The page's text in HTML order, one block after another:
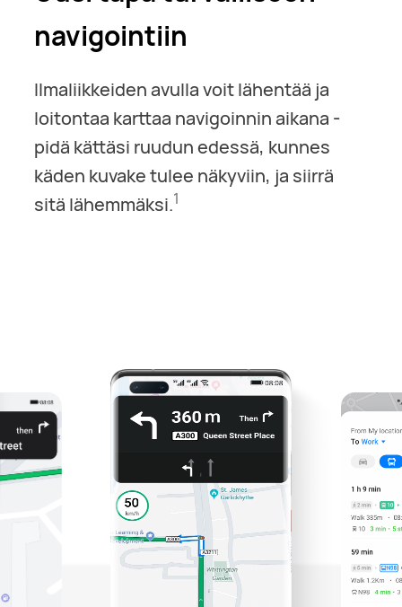
navigointiin
Ilmaliikkeiden avulla voit lähentää ja
loitontaa karttaa navigoinnin aikana -
pidä kättäsi ruudun edessä, kunnes
käden kuvake tulee näkyviin, ja siirrä
sitä lähemmäksi.1